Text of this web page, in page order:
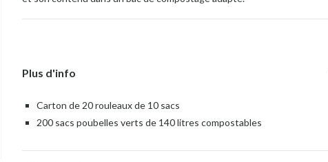
Plus d'info
Carton de 20 rouleaux de 10 sacs
200 sacs poubelles verts de 140 litres compostables